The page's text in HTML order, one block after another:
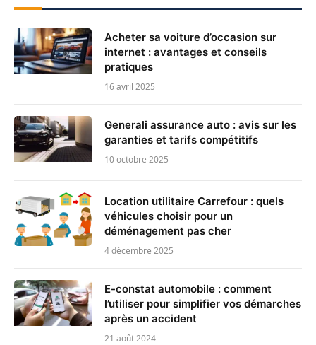
Acheter sa voiture d’occasion sur
internet : avantages et conseils
pratiques
16 avril 2025
Generali assurance auto : avis sur les
garanties et tarifs compétitifs
10 octobre 2025
Location utilitaire Carrefour : quels
véhicules choisir pour un
déménagement pas cher
4 décembre 2025
E-constat automobile : comment
l’utiliser pour simplifier vos démarches
après un accident
21 août 2024